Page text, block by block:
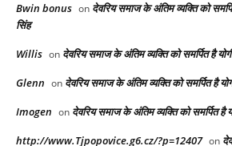
Bwin bonus on देवरिय समाज के अंतिम व्यक्ति को
सिंह
Willis on देवरिय समाज के अंतिम व्यक्ति को समर्पित है
Glenn on देवरिय समाज के अंतिम व्यक्ति को समर्पित है
Imogen on देवरिय समाज के अंतिम व्यक्ति को समर्पित है
http://www.Tjpopovice.g6.cz/?p=12407 on